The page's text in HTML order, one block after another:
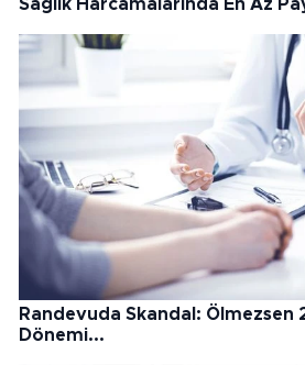
Sağlık Harcamalarında En Az
Randevuda Skandal: Ölmezsen
Dönemi...